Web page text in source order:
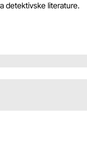
detektivske literature.